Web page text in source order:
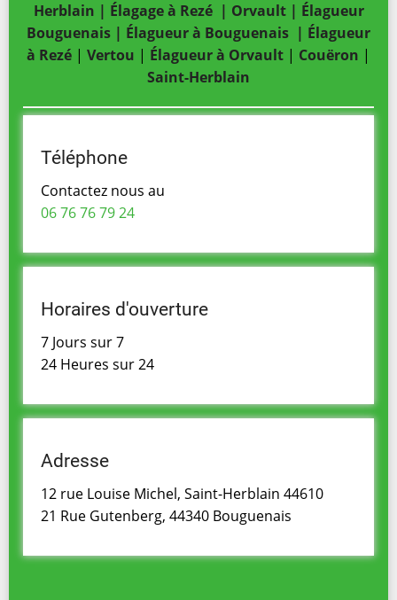
Herblain | Élagage à Rezé | Orvault | Élagueur
Bouguenais | Élagueur à Bouguenais | Élagueur
à Rezé | Vertou | Élagueur à Orvault | Couëron |
Saint-Herblain
Téléphone
Contactez nous au
06 76 76 79 24
Horaires d'ouverture
7 Jours sur 7
24 Heures sur 24
Adresse
12 rue Louise Michel, Saint-Herblain 44610
21 Rue Gutenberg, 44340 Bouguenais